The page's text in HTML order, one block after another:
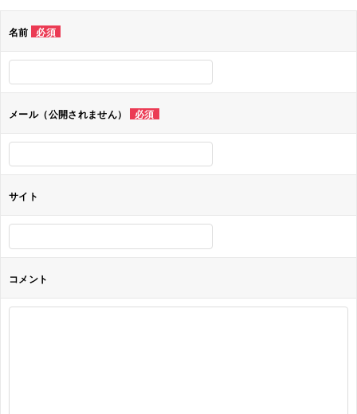
シ
ョ
ン
名前 必須
メール（公開されません） 必須
サイト
コメント